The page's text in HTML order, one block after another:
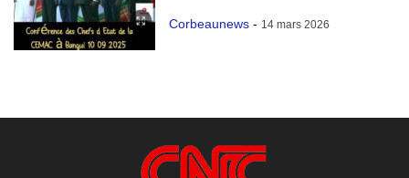
Corbeaunews - 14 mars 2026